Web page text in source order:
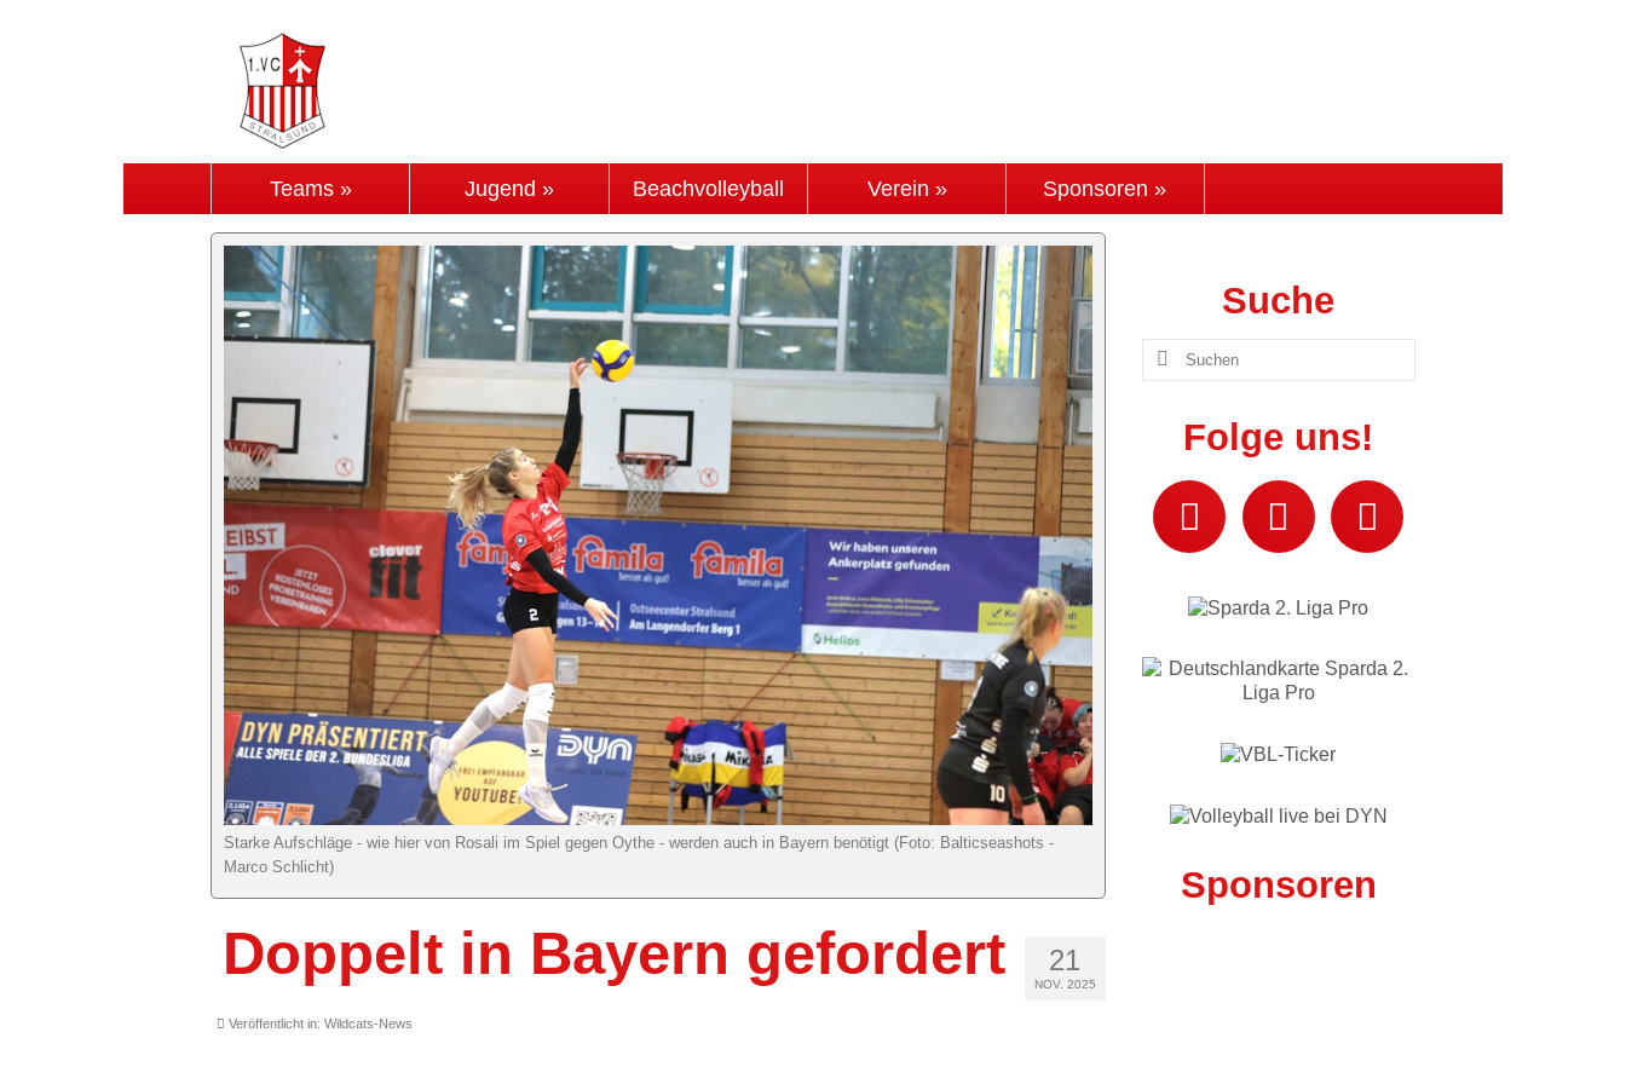
Teams » Jugend » Beachvolleyball Verein » Sponsoren »
Starke Aufschläge - wie hier von Rosali im Spiel gegen Oythe - werden auch in Bayern benötigt (Foto: Balticseashots -
Marco Schlicht)
21
NOV. 2025
Doppelt in Bayern gefordert
Veröffentlicht in: Wildcats-News
Suche
Folge uns!
Sponsoren